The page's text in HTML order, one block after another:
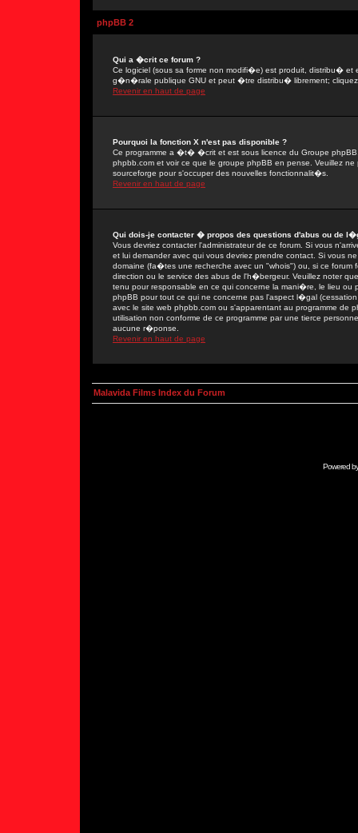
phpBB 2
Qui a �crit ce forum ?
Ce logiciel (sous sa forme non modifi�e) est produit, distribu� et
g�n�rale publique GNU et peut �tre distribu� librement;
Revenir en haut de page
Pourquoi la fonction X n'est pas disponible ?
Ce programme a �t� �crit et est sous licence du Groupe
phpbb.com et voir ce que le groupe phpBB en pense. Veuillez
sourceforge pour s'occuper des nouvelles fonctionnalit�s.
Revenir en haut de page
Qui dois-je contacter � propos des questions d'abus ou de
Vous devriez contacter l'administrateur de ce forum. Si vous
et lui demander avec qui vous devriez prendre contact. Si vous
domaine (fa�tes une recherche avec un "whois") ou, si ce
direction ou le service des abus de l'h�bergeur. Veuillez noter
tenu pour responsable en ce qui concerne la mani�re, le lieu
phpBB pour tout ce qui ne concerne pas l'aspect l�gal
avec le site web phpbb.com ou s'apparentant au programme de
utilisation non conforme de ce programme par une tierce
aucune r�ponse.
Revenir en haut de page
Malavida Films Index du Forum
Powered